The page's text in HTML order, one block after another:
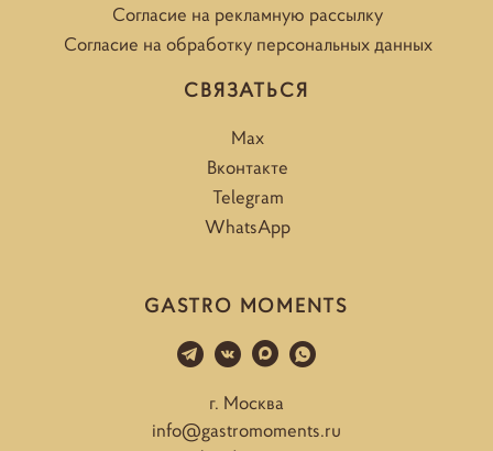
Согласие на рекламную рассылку
Согласие на обработку персональных данных
СВЯЗАТЬСЯ
Max
Вконтакте
Telegram
WhatsApp
GASTRO MOMENTS
г. Москва
info@gastromoments.ru